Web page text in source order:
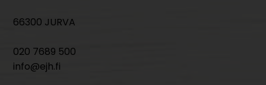
66300 JURVA
020 7689 500
info@ejh.fi